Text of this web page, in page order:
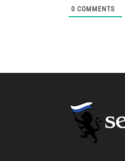
0 COMMENTS